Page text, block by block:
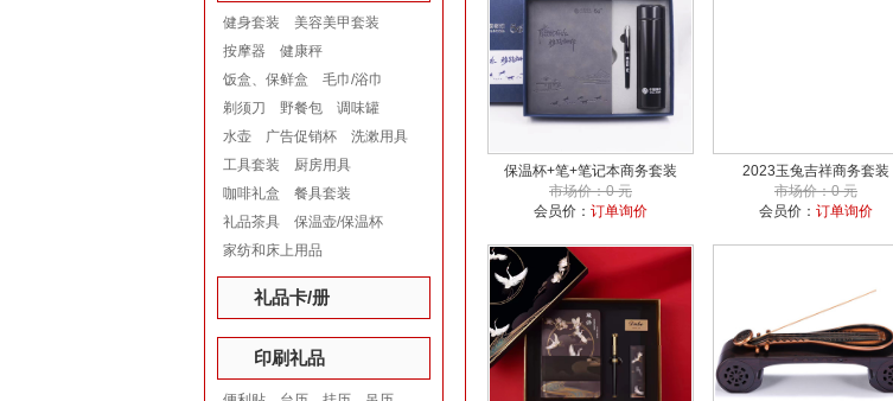
健身套装
美容美甲套装
按摩器
健康秤
饭盒、保鲜盒
毛巾/浴巾
剃须刀
野餐包
调味罐
水壶
广告促销杯
洗漱用具
工具套装
厨房用具
咖啡礼盒
餐具套装
礼品茶具
保温壶/保温杯
家纺和床上用品
礼品卡/册
印刷礼品
保温杯+笔+笔记本商务套装
市场价：0 元
会员价： 订单询价
2023玉兔吉祥商务套装
市场价：0 元
会员价： 订单询价